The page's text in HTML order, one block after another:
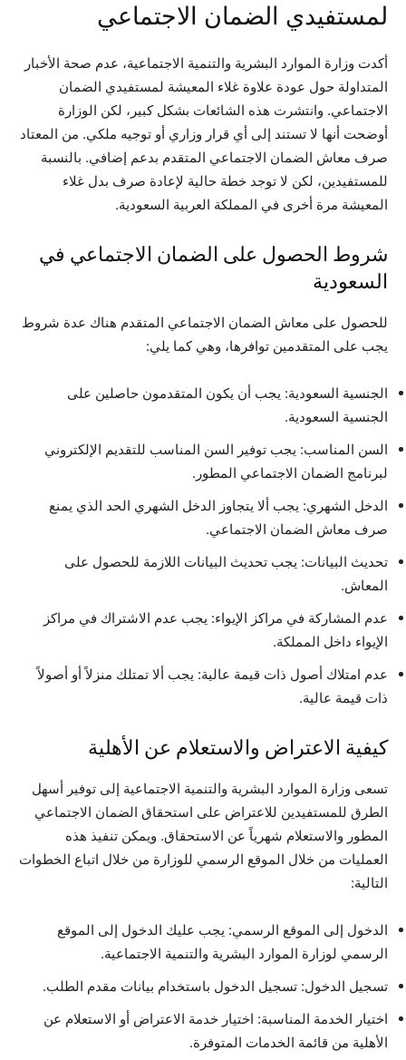
لمستفيدي الضمان الاجتماعي
أكدت وزارة الموارد البشرية والتنمية الاجتماعية، عدم صحة الأخبار
المتداولة حول عودة علاوة غلاء المعيشة لمستفيدي الضمان
الاجتماعي. وانتشرت هذه الشائعات بشكل كبير، لكن الوزارة
أوضحت أنها لا تستند إلى أي قرار وزاري أو توجيه ملكي. من المعتاد
صرف معاش الضمان الاجتماعي المتقدم بدعم إضافي. بالنسبة
للمستفيدين، لكن لا توجد خطة حالية لإعادة صرف بدل غلاء
المعيشة مرة أخرى في المملكة العربية السعودية.
شروط الحصول على الضمان الاجتماعي في
السعودية
للحصول على معاش الضمان الاجتماعي المتقدم هناك عدة شروط
يجب على المتقدمين توافرها، وهي كما يلي:
الجنسية السعودية: يجب أن يكون المتقدمون حاصلين على
الجنسية السعودية.
السن المناسب: يجب توفير السن المناسب للتقديم الإلكتروني
لبرنامج الضمان الاجتماعي المطور.
الدخل الشهري: يجب ألا يتجاوز الدخل الشهري الحد الذي يمنع
صرف معاش الضمان الاجتماعي.
تحديث البيانات: يجب تحديث البيانات اللازمة للحصول على
المعاش.
عدم المشاركة في مراكز الإيواء: يجب عدم الاشتراك في مراكز
الإيواء داخل المملكة.
عدم امتلاك أصول ذات قيمة عالية: يجب ألا تمتلك منزلاً أو أصولاً
ذات قيمة عالية.
كيفية الاعتراض والاستعلام عن الأهلية
تسعى وزارة الموارد البشرية والتنمية الاجتماعية إلى توفير أسهل
الطرق للمستفيدين للاعتراض على استحقاق الضمان الاجتماعي
المطور والاستعلام شهرياً عن الاستحقاق. ويمكن تنفيذ هذه
العمليات من خلال الموقع الرسمي للوزارة من خلال اتباع الخطوات
التالية:
الدخول إلى الموقع الرسمي: يجب عليك الدخول إلى الموقع
الرسمي لوزارة الموارد البشرية والتنمية الاجتماعية.
تسجيل الدخول: تسجيل الدخول باستخدام بيانات مقدم الطلب.
اختيار الخدمة المناسبة: اختيار خدمة الاعتراض أو الاستعلام عن
الأهلية من قائمة الخدمات المتوفرة.